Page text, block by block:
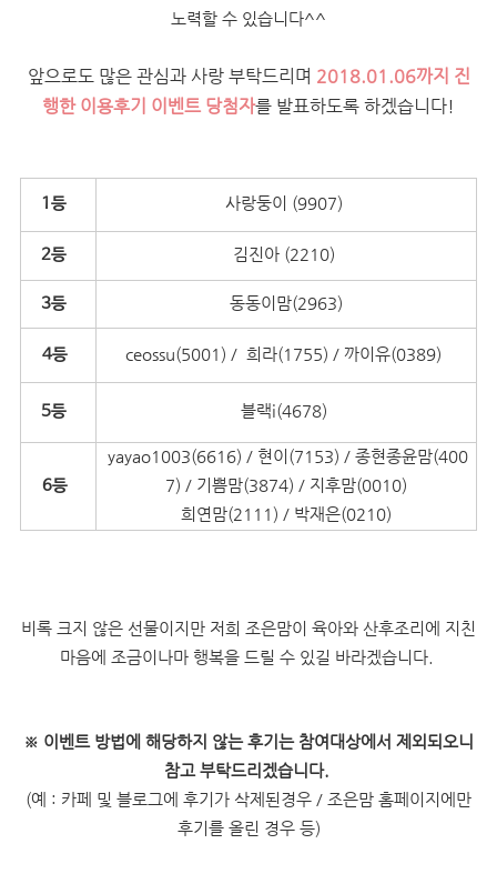
노력할 수 있습니다^^
앞으로도 많은 관심과 사랑 부탁드리며 2018.01.06까지 진
행한 이용후기 이벤트 당첨자를 발표하도록 하겠습니다!
1등 사랑둥이 (9907)
2등 김진아 (2210)
3등 동동이맘(2963)
4등 ceossu(5001) / 희라(1755) / 까이유(0389)
5등 블랙i(4678)
6등
yayao1003(6616) / 현이(7153) / 종현종윤맘(400
7) / 기쁨맘(3874) / 지후맘(0010)
희연맘(2111) / 박재은(0210)
비록 크지 않은 선물이지만 저희 조은맘이 육아와 산후조리에 지친
마음에 조금이나마 행복을 드릴 수 있길 바라겠습니다.
※ 이벤트 방법에 해당하지 않는 후기는 참여대상에서 제외되오니
참고 부탁드리겠습니다.
(예 : 카페 및 블로그에 후기가 삭제된경우 / 조은맘 홈페이지에만
후기를 올린 경우 등)